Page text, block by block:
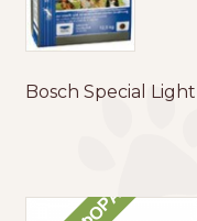
Bosch Special